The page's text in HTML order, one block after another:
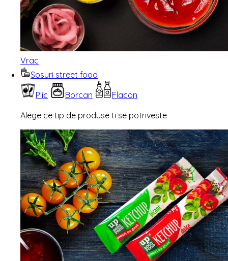
Vrac
Sosuri street food
Plic
Borcan
Flacon
Alege ce tip de produse ti se potriveste